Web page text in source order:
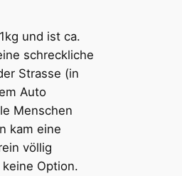
und ist ca.
schreckliche
Strasse (in
Auto
Menschen
kam eine
völlig
Option.